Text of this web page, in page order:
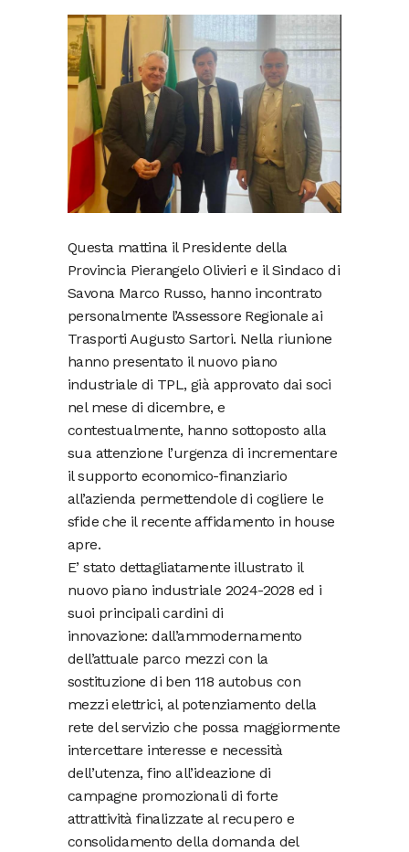
Questa mattina il Presidente della
Provincia Pierangelo Olivieri e il Sindaco di
Savona Marco Russo, hanno incontrato
personalmente l’Assessore Regionale ai
Trasporti Augusto Sartori. Nella riunione
hanno presentato il nuovo piano
industriale di TPL, già approvato dai soci
nel mese di dicembre, e
contestualmente, hanno sottoposto alla
sua attenzione l’urgenza di incrementare
il supporto economico-finanziario
all’azienda permettendole di cogliere le
sfide che il recente affidamento in house
apre.
E’ stato dettagliatamente illustrato il
nuovo piano industriale 2024-2028 ed i
suoi principali cardini di
innovazione: dall’ammodernamento
dell’attuale parco mezzi con la
sostituzione di ben 118 autobus con
mezzi elettrici, al potenziamento della
rete del servizio che possa maggiormente
intercettare interesse e necessità
dell’utenza, fino all’ideazione di
campagne promozionali di forte
attrattività finalizzate al recupero e
consolidamento della domanda del